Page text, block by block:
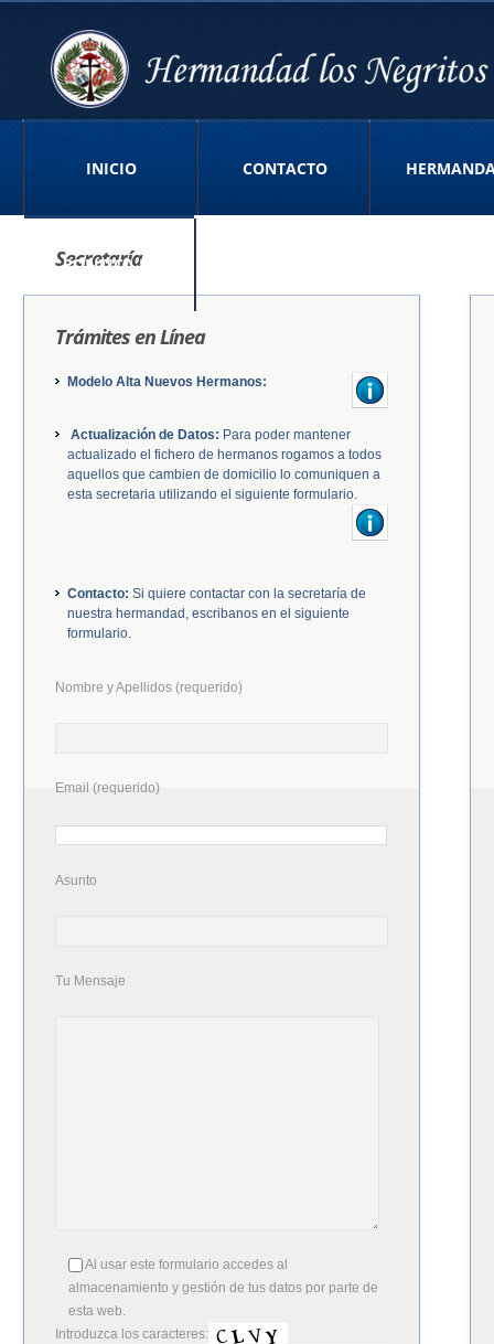
INICIO CONTACTO
POLITICA DE
Secretaría
Trámites en Línea
Modelo Alta Nuevos Hermanos:
Actualización de Datos: Para poder mantener
actualizado el fichero de hermanos rogamos a todos
aquellos que cambien de domicilio lo comuniquen a
esta secretaria utilizando el siguiente formulario.
Contacto: Si quiere contactar con la secretaría de
nuestra hermandad, escribanos en el siguiente
formulario.
Nombre y Apellidos (requerido)
Email (requerido)
Asunto
Tu Mensaje
Al usar este formulario accedes al
almacenamiento y gestión de tus datos por parte de
esta web.
Introduzca los caracteres: